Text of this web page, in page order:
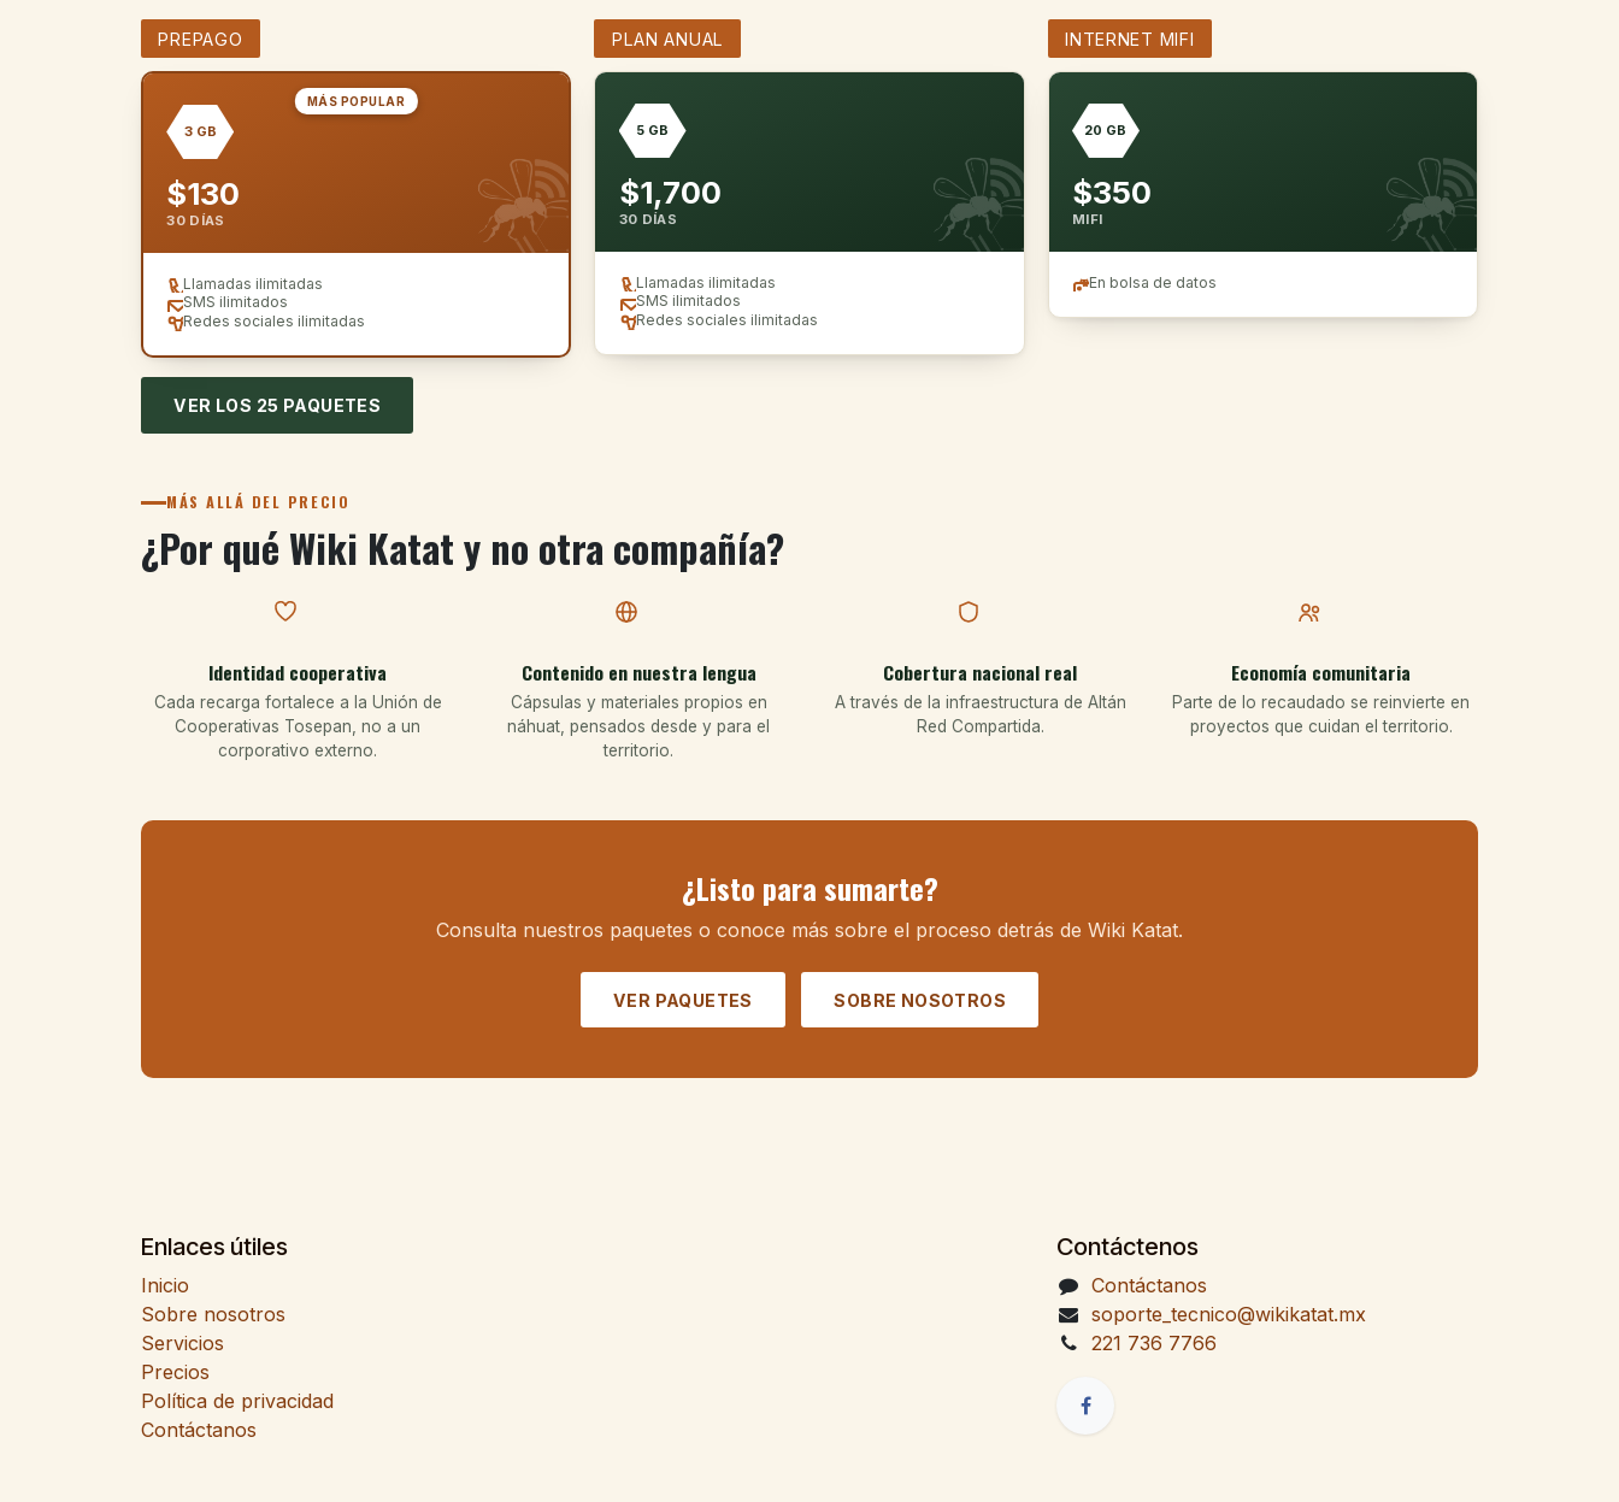
PREPAGO
MÁS POPULAR
3 GB
$130
30 DÍAS
Llamadas ilimitadas
SMS ilimitados
Redes sociales ilimitadas
PLAN ANUAL
5 GB
$1,700
30 DÍAS
Llamadas ilimitadas
SMS ilimitados
Redes sociales ilimitadas
INTERNET MIFI
20 GB
$350
MIFI
En bolsa de datos
VER LOS 25 PAQUETES
MÁS ALLÁ DEL PRECIO
¿Por qué Wiki Katat y no otra compañía?
Identidad cooperativa
Cada recarga fortalece a la Unión de
Cooperativas Tosepan, no a un
corporativo externo.
Contenido en nuestra lengua
Cápsulas y materiales propios en
náhuat, pensados desde y para el
territorio.
Cobertura nacional real
A través de la infraestructura de Altán
Red Compartida.
Economía comunitaria
Parte de lo recaudado se reinvierte en
proyectos que cuidan el territorio.
¿Listo para sumarte?
Consulta nuestros paquetes o conoce más sobre el proceso detrás de Wiki Katat.
VER PAQUETES SOBRE NOSOTROS
Enlaces útiles
Inicio
Sobre nosotros
Servicios
Precios
Política de privacidad
Contáctanos
Contáctenos
Contáctanos
soporte_tecnico@wikikatat.mx
221 736 7766